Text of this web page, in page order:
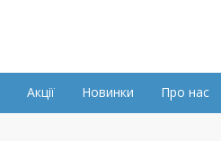
Акції Новинки Про нас